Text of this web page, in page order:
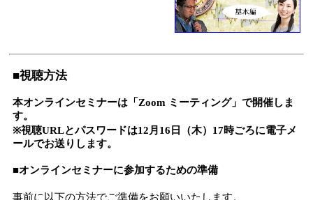
■視聴方法
本オンラインセミナーは「Zoom ミーティング」で開催しま
す。
※視聴URLとパスワードは12月16日（木）17時ごろに電子メ
ールでお送りします。
■オンラインセミナーに参加するための準備
事前に以下の方法でご準備をお願いいたします。